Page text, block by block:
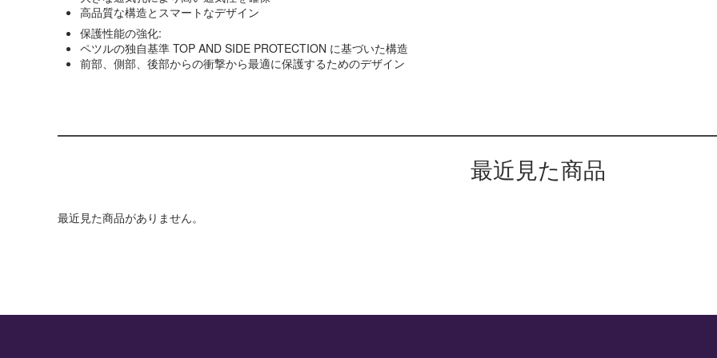
高品質な構造とスマートなデザイン
保護性能の強化:
ペツルの独自基準 TOP AND SIDE PROTECTION に基づいた構造
前部、側部、後部からの衝撃から最適に保護するためのデザイン
最近見た商品
最近見た商品がありません。